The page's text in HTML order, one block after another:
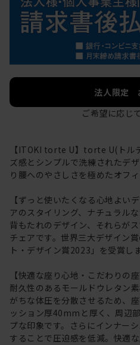
法人限定
ご希望に応じ
【ITOKI torte U】torte U(トル
ズ感とシンプルで洗練されたデ
り腰へのやさしさを極めたオフィ
【ずっと使いたくなる心地よい
アのスタイリング、ナチュラル
背もたれのデザイン、それらが
チェアです。世界三大デザイン
ト・デザイン賞2023」を受賞し
【快適な座り心地・こだわりの
耐久性のあるモールドウレタン
がちな体圧を分散させるため、
ッション厚40mmと厚く、周辺
プな印象です。さらにインナー
することで圧迫感を低減。快適